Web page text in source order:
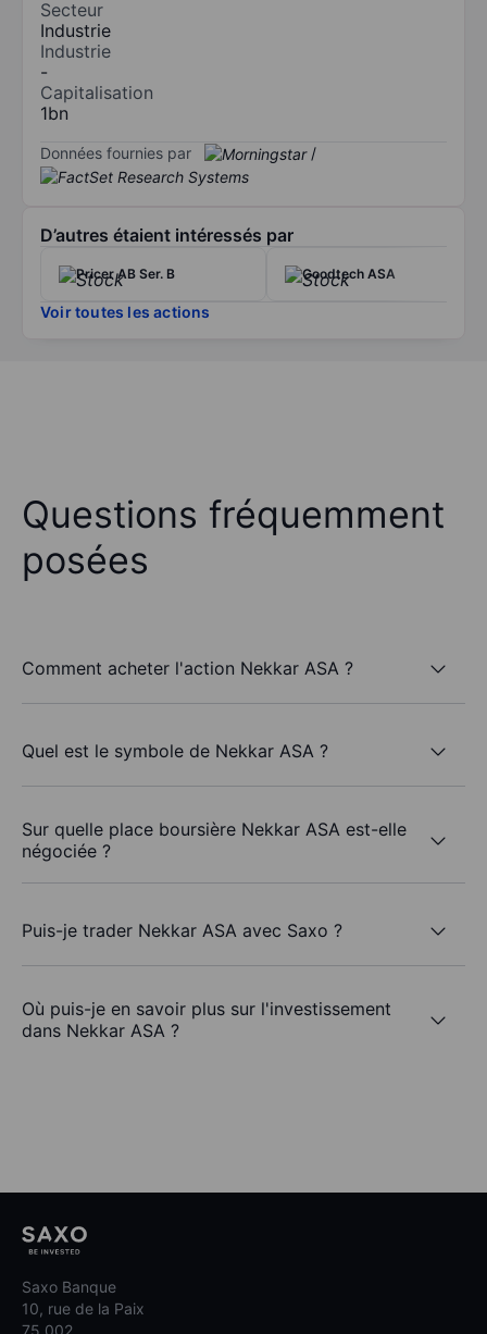
Secteur
Industrie
Industrie
-
Capitalisation
1bn
Données fournies par /
D’autres étaient intéressés par
Pricer AB Ser. B Goodtech ASA
Voir toutes les actions
Questions fréquemment
posées
Comment acheter l'action Nekkar ASA ?
Quel est le symbole de Nekkar ASA ?
Sur quelle place boursière Nekkar ASA est-elle
négociée ?
Puis-je trader Nekkar ASA avec Saxo ?
Où puis-je en savoir plus sur l'investissement
dans Nekkar ASA ?
Saxo Banque
10, rue de la Paix